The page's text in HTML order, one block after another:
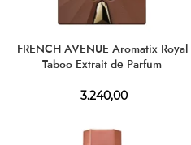
FRENCH AVENUE Aromatix Royal
Taboo Extrait de Parfum
3.240,00